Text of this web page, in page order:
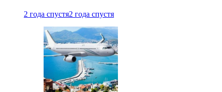
2 года спустя2 года спустя